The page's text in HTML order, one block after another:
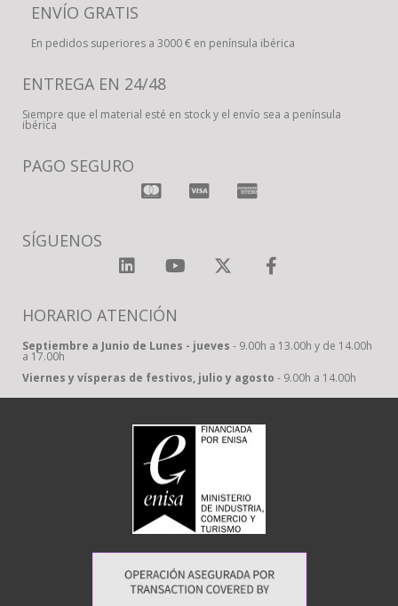
ENVÍO GRATIS
En pedidos superiores a 3000 € en península ibérica
ENTREGA EN 24/48
Siempre que el material esté en stock y el envío sea a península
ibérica
PAGO SEGURO
SÍGUENOS
HORARIO ATENCIÓN
Septiembre a Junio de Lunes - jueves - 9.00h a 13.00h y de 14.00h
a 17.00h
Viernes y vísperas de festivos, julio y agosto - 9.00h a 14.00h